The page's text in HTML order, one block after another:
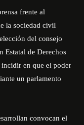
frente al
la sociedad civil
del consejo
Estatal de Derechos
en que el poder
un parlamento
convocan el